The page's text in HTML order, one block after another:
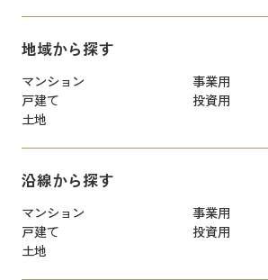
地域から探す
マンション
事業用
戸建て
投資用
土地
沿線から探す
マンション
事業用
戸建て
投資用
土地